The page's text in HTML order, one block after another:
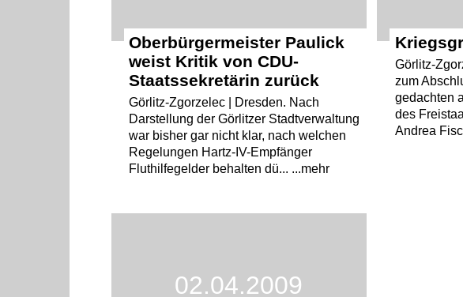
Oberbürgermeister Paulick
weist Kritik von CDU-
Staatssekretärin zurück
Görlitz-Zgorzelec | Dresden. Nach
Darstellung der Görlitzer Stadtverwaltung
war bisher gar nicht klar, nach welchen
Regelungen Hartz-IV-Empfänger
Fluthilfegelder behalten dü... ...mehr
Görlitz-
zum
gedachten
des
Andrea
02.04.2009